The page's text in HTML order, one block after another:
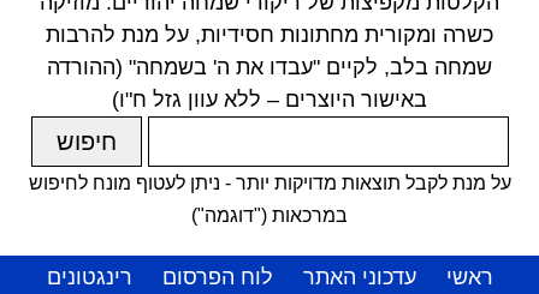
כשרה ומקורית מחתונות חסידיות, על מנת להרבות
שמחה בלב, לקיים "עבדו את ה' בשמחה" (ההורדה
באישור היוצרים – ללא עוון גזל ח"ו)
על מנת לקבל תוצאות מדויקות יותר - ניתן לעטוף מונח לחיפוש
במרכאות ("דוגמה")
ראשי עדכוני האתר לוח הפרסום
רינגטונים